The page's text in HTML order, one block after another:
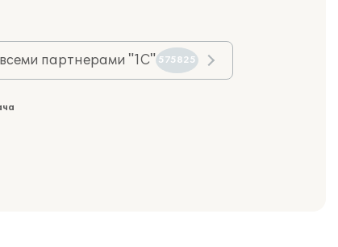
партнерами "1С" 575825